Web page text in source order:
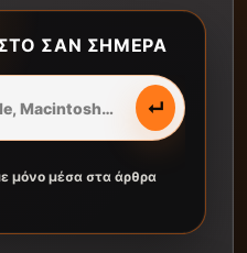
ΣΑΝ ΣΉΜΕΡΑ
↵
μόνο μέσα στα άρθρα